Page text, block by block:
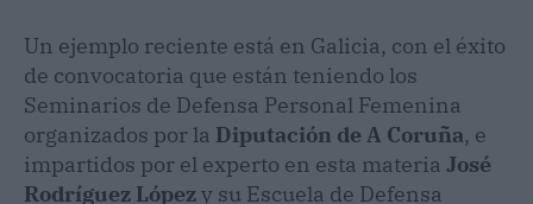
Un ejemplo reciente está en Galicia, con el éxito
de convocatoria que están teniendo los
Seminarios de Defensa Personal Femenina
organizados por la Diputación de A Coruña, e
impartidos por el experto en esta materia José
Rodríguez Lópezy su Escuela de Defensa